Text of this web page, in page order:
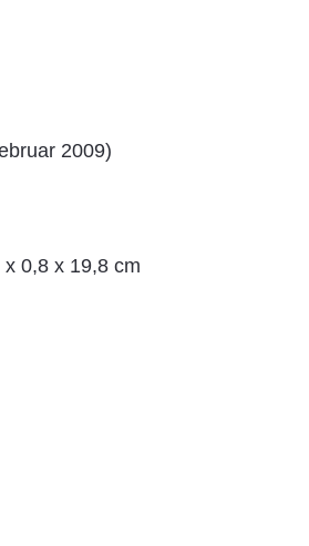
2009)
0,8 x 19,8 cm
Ente in Deutschland